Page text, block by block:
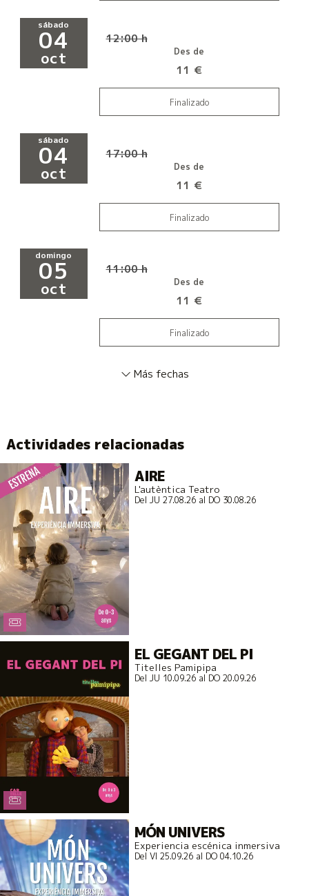
sábado
04
oct
12:00 h
Des de
11 €
Finalizado
sábado
04
oct
17:00 h
Des de
11 €
Finalizado
domingo
05
oct
11:00 h
Des de
11 €
Finalizado
Más fechas
Actividades relacionadas
AIRE
L'autèntica Teatro
Del JU 27.08.26al DO 30.08.26
EL GEGANT DEL PI
Titelles Pamipipa
Del JU 10.09.26al DO 20.09.26
MÓN UNIVERS
Experiencia escénica inmersiva
Del VI 25.09.26al DO 04.10.26